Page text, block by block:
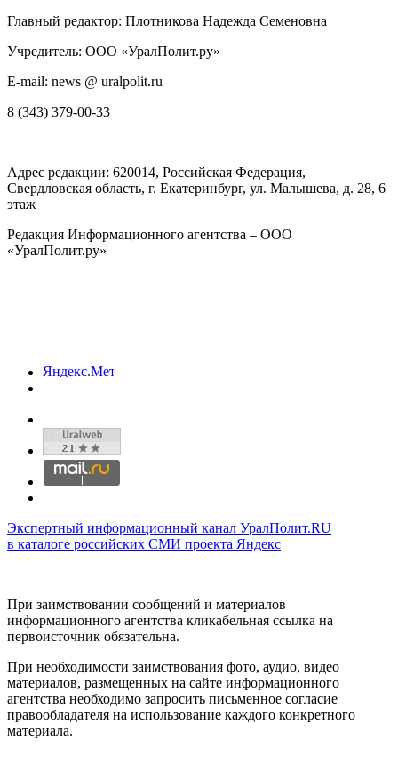
Главный редактор: Плотникова Надежда Семеновна
Учредитель: ООО «УралПолит.ру»
E-mail: news @ uralpolit.ru
8 (343) 379-00-33
Адрес редакции: 620014, Российская Федерация,
Свердловская область, г. Екатеринбург, ул. Малышева, д. 28, 6
этаж
Редакция Информационного агентства – ООО
«УралПолит.ру»
Экспертный информационный канал УралПолит.RU
в каталоге российских СМИ проекта Яндекс
При заимствовании сообщений и материалов
информационного агентства кликабельная ссылка на
первоисточник обязательна.
При необходимости заимствования фото, аудио, видео
материалов, размещенных на сайте информационного
агентства необходимо запросить письменное согласие
правообладателя на использование каждого конкретного
материала.